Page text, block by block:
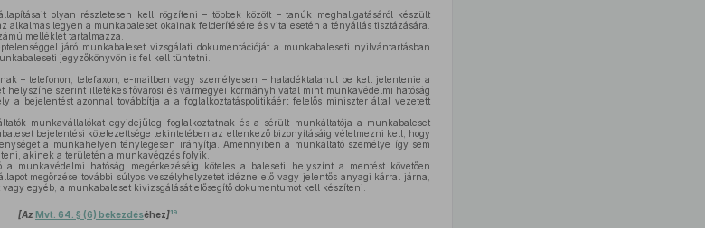
olyan részletesen kell rögzíteni – többek között – tanúk meghallgatásáról készült
legyen a munkabaleset okainak felderítésére és vita esetén a tényállás tisztázására.
melléklet tartalmazza.
járó munkabaleset vizsgálati dokumentációját a munkabaleseti nyilvántartásban
jegyzőkönyvön is fel kell tüntetni.
– telefonon, telefaxon, e-mailben vagy személyesen – haladéktalanul be kell jelentenie a
helyszíne szerint illetékes fővárosi és vármegyei kormányhivatal mint munkavédelmi hatóság
a bejelentést azonnal továbbítja a a foglalkoztatáspolitikáért felelős miniszter által vezetett
munkavállalókat egyidejűleg foglalkoztatnak és a sérült munkáltatója a munkabaleset
bejelentési kötelezettsége tekintetében az ellenkező bizonyításáig vélelmezni kell, hogy
a munkahelyen ténylegesen irányítja. Amennyiben a munkáltató személye így sem
akinek a területén a munkavégzés folyik.
munkavédelmi hatóság megérkezéséig köteles a baleseti helyszínt a mentést követően
megőrzése további súlyos veszélyhelyzetet idézne elő vagy jelentős anyagi kárral járna,
egyéb, a munkabaleset kivizsgálását elősegítő dokumentumot kell készíteni.
[AzMvt. 64. § (6) bekezdéséhez]19